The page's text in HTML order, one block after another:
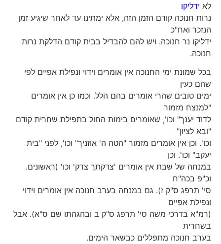
לא ידליקו
נרות חנוכה קודם הזמן הזה, אלא ימתינו עד לאחר שיגיע זמן
הנזכר ואח"כ
ידליקו נר חנוכה. ויש להם להבדיל בבית קודם הדלקת נרות
חנוכה.
בכל שמונת ימי החנוכה אין אומרים וידוי ונפילת אפיים לפי
שהם כעין
ימים טובים שהרי אומרים בהם הלל. וכמו כן אין אומרים
"למנצח מזמור
לדוד יענך" וכו', שאומרים בימות החול בתפילת שחרית קודם
"ובא לציון"
וכו'. וכן אין אומרים מזמור "הטה ה' אוזניך" וכו', לפני "בית
יעקב" וכו'. וכן
במנחה של שבת אין אומרים 'צדקתך צדק' וכו' (ראשונים.
וכ"פ בכה"ח
סי' תרפג ס"ק ז). גם במנחה בערב חנוכה אין אומרים וידוי
ונפילת אפיים
(רמ"א בדרכי משה סי' תרפג ס"ק ב ובהגהתו שם ס"א). אבל
בשחרית
בערב חנוכה מתפללים כבשאר הימים.